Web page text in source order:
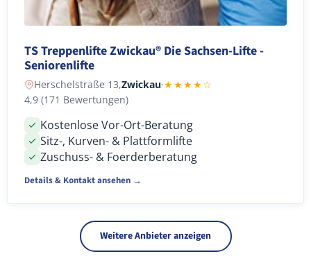
TS Treppenlifte Zwickau® Die Sachsen-Lifte -
Seniorenlifte
Herschelstraße 13,Zwickau·★★★★☆
4,9 (171 Bewertungen)
Kostenlose Vor-Ort-Beratung
Sitz-, Kurven- & Plattformlifte
Zuschuss- & Foerderberatung
Details & Kontakt ansehen →
Weitere Anbieter anzeigen